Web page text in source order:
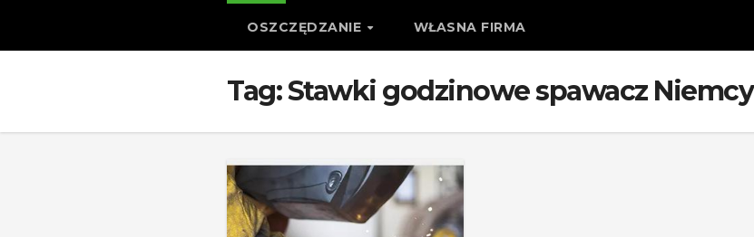
OSZCZĘDZANIE WŁASNA FIRMA
Tag:Stawki godzinowe spawacz Niemcy